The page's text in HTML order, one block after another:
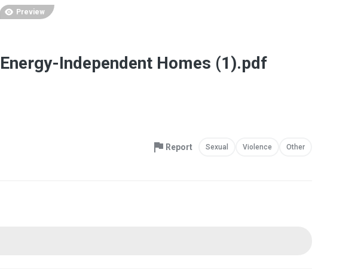
Preview
Independent Homes (1).pdf
Report Sexual Violence Other